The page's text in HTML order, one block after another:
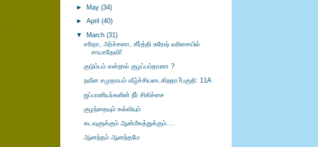
►
May (34)
► April (40)
▼ March (31)
சரிதா, அர்ச்சனா, கீர்த்தி சுரேஷ் வரிசையில்
சாயாதேவி!
குடும்பம் என்றால் குழப்பம்தானா ?
நவீன சமுதாயம் வீழ்ச்சியடைகிறதா?பகுதி: 11A
ஜப்பானியர்களின் நீர் சிகிச்சை
குழந்தையும் கல்வியும்
கடவுளுக்கும் ஆன்மீகத்துக்கும்....
ஆனந்தம் ஆனந்தமே